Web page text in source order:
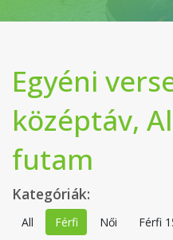
Egyéni
középtáv,
futam
Kategóriák:
All Férfi Női Férfi